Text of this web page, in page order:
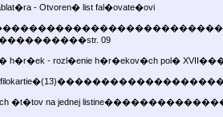
- Otvoren� list fal�ovate�ovi
09
h�r�ek - rozl�enie h�r�ekov�ch pol�
�kola
�t�tov na jednej